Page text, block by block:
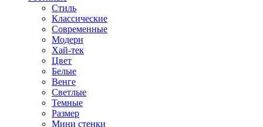
Стиль
Классические
Современные
Модерн
Хай-тек
Цвет
Белые
Венге
Светлые
Темные
Размер
Мини стенки